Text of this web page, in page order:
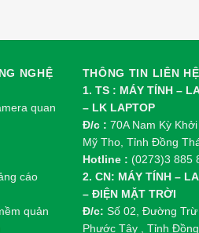
NGHỆ
quan
cáo
quản
THÔNG TIN LIÊN HỆ
1. TS : MÁY TÍNH –
– LK LAPTOP
Đ/c : 70A Nam Kỳ
Mỹ Tho, Tỉnh Đồng
Hotline : (0273)3 885
2. CN: MÁY TÍNH –
– ĐIỆN MẶT TRỜI
Đ/c: Số 02, Đường
Phước Tây , Tỉnh